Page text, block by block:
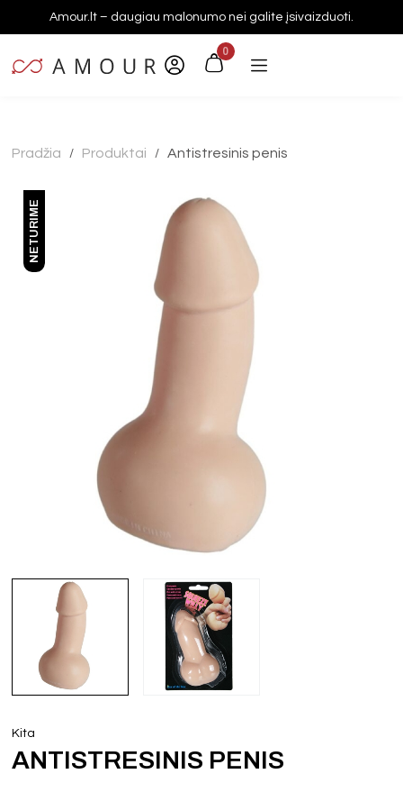
Amour.lt – daugiau malonumo nei galite įsivaizduoti.
0
Pradžia / Produktai / Antistresinis penis
NETURIME
Kita
ANTISTRESINIS PENIS